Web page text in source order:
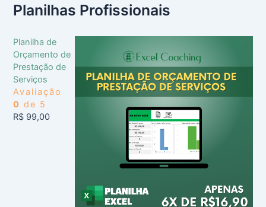
Planilhas Profissionais
Planilha de
Orçamento de
Prestação de
Serviços
Avaliação
0 de 5
R$ 99,00